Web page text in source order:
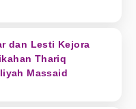
dan Lesti Kejora
Thariq
Massaid